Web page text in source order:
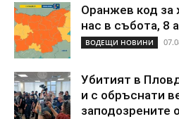
Оранжев код за
нас в събота, 8
ВОДЕЩИ НОВИНИ
Убитият в
и с обръснати
заподозрените